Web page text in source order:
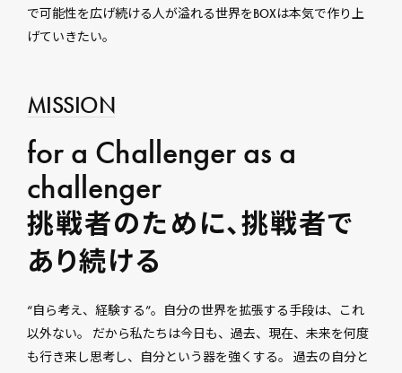
で可能性を広げ続ける人が溢れる世界をBOXは本気で作り上
げていきたい。
MISSION
for a Challenger as a
challenger
挑戦者のために、挑戦者で
あり続ける
“自ら考え、経験する”。自分の世界を拡張する手段は、これ
以外ない。 だから私たちは今日も、過去、現在、未来を何度
も行き来し思考し、自分という器を強くする。 過去の自分と